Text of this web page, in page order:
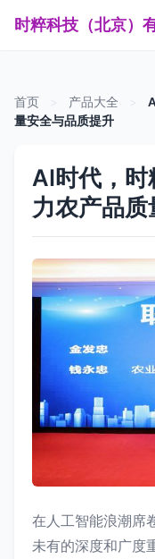
首页 产品大全
量安全与品质提升
AI时代，时
力农产品
在人工智能浪潮席
未有的深度和广度